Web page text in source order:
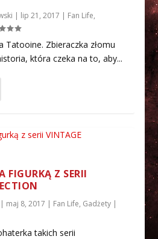
| lip 21, 2017 | Fan Life,
Tatooine. Zbieraczka złomu
która czeka na to, aby...
FIGURKĄ Z SERII
| maj 8, 2017 | Fan Life, Gadżety|
takich serii